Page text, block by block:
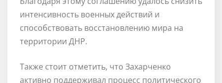
интенсивность военных действий и
способствовать восстановлению мира на
территории ДНР.
Также стоит отметить, что Захарченко
активно поддерживал процесс политического